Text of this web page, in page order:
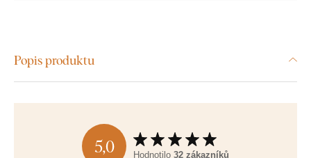
Popis produktu
5,0 Hodnotilo 32 zákazníků